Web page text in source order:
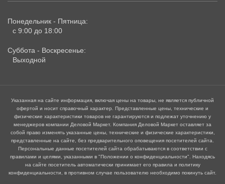
Понедельник - Пятница:
с 9:00 до 18:00
Суббота - Воскресенье:
Выходной
Указанная на сайте информация, включая цены на товары, не является публичной
офертой и носит справочный характер. Представленные цены, технические и
физические характеристики товаров не гарантируются и подлежат уточнению у
менеджеров компании Деловой Маркет. Компания Деловой Маркет оставляет за
собой право изменять указанные цены, технические и физические характеристики,
представленные на сайте, без предварительного оповещения посетителей сайта.
Персональные данные посетителей сайта обрабатываются в соответствии с
правилами и целями, указанными в "Положении о конфиденциальности". Находясь
на сайте посетитель автоматически принимает его правила и политику
конфиденциальности, в противном случае пользователю необходимо покинуть сайт.